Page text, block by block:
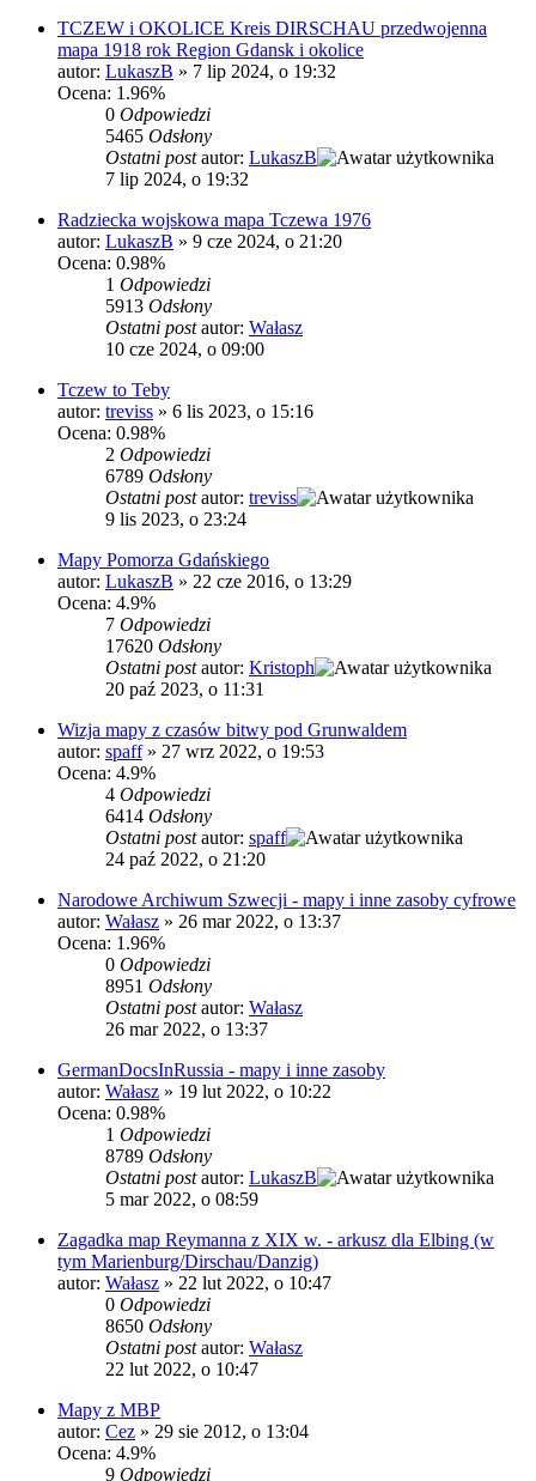
TCZEW i OKOLICE Kreis DIRSCHAU przedwojenna
mapa 1918 rok Region Gdansk i okolice
autor: LukaszB » 7 lip 2024, o 19:32
Ocena: 1.96%
0 Odpowiedzi
5465 Odsłony
Ostatni postautor: LukaszB
7 lip 2024, o 19:32
Radziecka wojskowa mapa Tczewa 1976
autor: LukaszB » 9 cze 2024, o 21:20
Ocena: 0.98%
1 Odpowiedzi
5913 Odsłony
Ostatni postautor: Wałasz
10 cze 2024, o 09:00
Tczew to Teby
autor: treviss » 6 lis 2023, o 15:16
Ocena: 0.98%
2 Odpowiedzi
6789 Odsłony
Ostatni postautor: treviss
9 lis 2023, o 23:24
Mapy Pomorza Gdańskiego
autor: LukaszB » 22 cze 2016, o 13:29
Ocena: 4.9%
7 Odpowiedzi
17620 Odsłony
Ostatni postautor: Kristoph
20 paź 2023, o 11:31
Wizja mapy z czasów bitwy pod Grunwaldem
autor: spaff» 27 wrz 2022, o 19:53
Ocena: 4.9%
4 Odpowiedzi
6414 Odsłony
Ostatni postautor: spaff
24 paź 2022, o 21:20
Narodowe Archiwum Szwecji - mapy i inne zasoby cyfrowe
autor: Wałasz » 26 mar 2022, o 13:37
Ocena: 1.96%
0 Odpowiedzi
8951 Odsłony
Ostatni postautor: Wałasz
26 mar 2022, o 13:37
GermanDocsInRussia - mapy i inne zasoby
autor: Wałasz » 19 lut 2022, o 10:22
Ocena: 0.98%
1 Odpowiedzi
8789 Odsłony
Ostatni postautor: LukaszB
5 mar 2022, o 08:59
Zagadka map Reymanna z XIX w. - arkusz dla Elbing (w
tym Marienburg/Dirschau/Danzig)
autor: Wałasz » 22 lut 2022, o 10:47
0 Odpowiedzi
8650 Odsłony
Ostatni postautor: Wałasz
22 lut 2022, o 10:47
Mapy z MBP
autor: Cez » 29 sie 2012, o 13:04
Ocena: 4.9%
9 Odpowiedzi